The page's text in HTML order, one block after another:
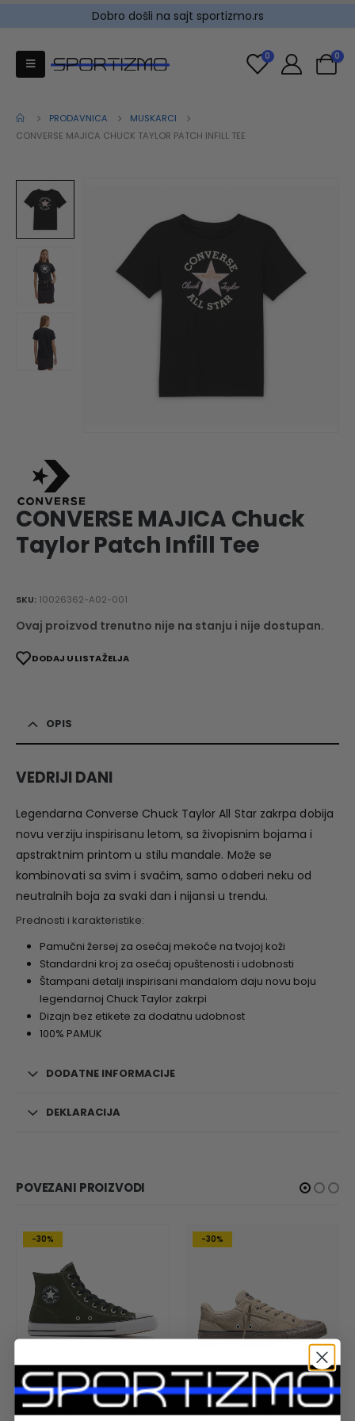
Dobro došli na sajt sportizmo.rs
0 0
PRODAVNICA
MUSKARCI
CONVERSE MAJICA CHUCK TAYLOR PATCH INFILL TEE
CONVERSE MAJICA Chuck
Taylor Patch Infill Tee
SKU: 10026362-A02-001
Ovaj proizvod trenutno nije na stanju i nije dostupan.
DODAJ U LISTA ŽELJA
OPIS
VEDRIJI DANI
Legendarna Converse Chuck Taylor All Star zakrpa dobija
novu verziju inspirisanu letom, sa živopisnim bojama i
apstraktnim printom u stilu mandale. Može se
kombinovati sa svim i svačim, samo odaberi neku od
neutralnih boja za svaki dan i nijansi u trendu.
Prednosti i karakteristike:
Pamučni žersej za osećaj mekoće na tvojoj koži
Standardni kroj za osećaj opuštenosti i udobnosti
Štampani detalji inspirisani mandalom daju novu boju
legendarnoj Chuck Taylor zakrpi
Dizajn bez etikete za dodatnu udobnost
100% PAMUK
DODATNE INFORMACIJE
DEKLARACIJA
POVEZANI PROIZVODI
-30%
MUSKARCI,PATIKE
Converse CONS Chuck Taylor All Star Pro
-30%
MUSKARCI,PATIKE
Chuck Taylor All Star Malden Street